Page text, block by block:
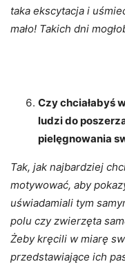
taka ekscytacja i
mało! Takich dni
Czy chciałabyś
ludzi do
pielęgnowania
Tak, jak najbardziej
motywować, aby
uświadamiali tym
polu czy zwierzęta
Żeby kręcili w miarę
przedstawiające ich